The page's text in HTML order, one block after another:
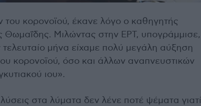
του κορονοϊού, έκανε λόγο ο καθηγητής
Θωμαΐδης. Μιλώντας στην ΕΡΤ, υπογράμμισε,
τελευταίο μήνα είχαμε πολύ μεγάλη αύξηση
κορονοϊού, όσο και άλλων αναπνευστικών
ιου».
στα λύματα δεν λένε ποτέ ψέματα γιατί